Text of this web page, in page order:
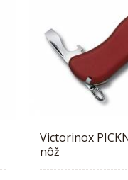
Victorinox
nôž